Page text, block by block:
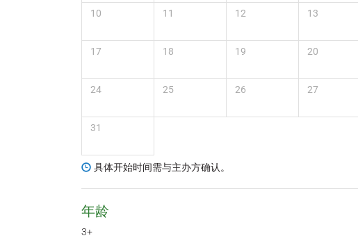
10 11 12 13
17 18 19 20
24 25 26 27
31
具体开始时间需与主办方确认。
年龄
3+